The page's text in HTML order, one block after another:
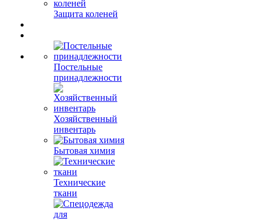
Защита коленей
Постельные
принадлежности
Хозяйственный
инвентарь
Бытовая химия
Технические
ткани